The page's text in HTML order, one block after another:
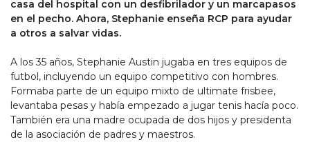
casa del hospital con un desfibrilador y un marcapasos
en el pecho. Ahora, Stephanie enseña RCP para ayudar
a otros a salvar vidas.
A los 35 años, Stephanie Austin jugaba en tres equipos de
futbol, incluyendo un equipo competitivo con hombres.
Formaba parte de un equipo mixto de ultimate frisbee,
levantaba pesas y había empezado a jugar tenis hacía poco.
También era una madre ocupada de dos hijos y presidenta
de la asociación de padres y maestros.